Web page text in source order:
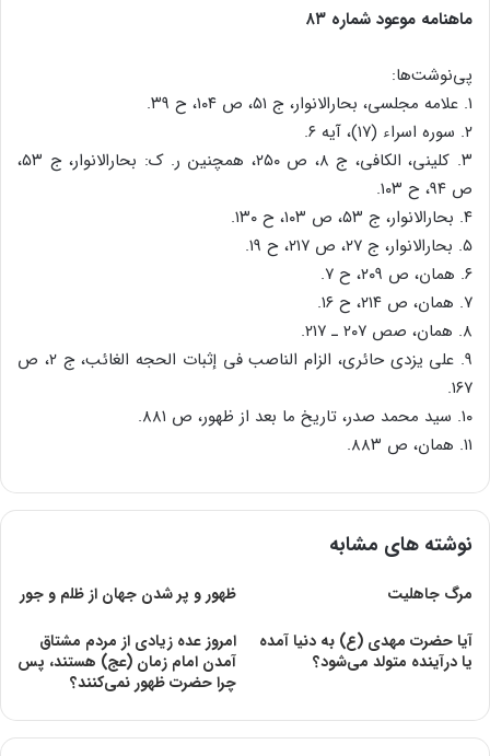
ماهنامه موعود شماره ۸۳
پی‌نوشت‌ها:
۱. علامه مجلسی، بحارالانوار، ج ۵۱، ص ۱۰۴، ح ۳۹.
۲. سوره اسراء (۱۷)، آیه ۶.
۳. کلینی، الکافی، ج ۸، ص ۲۵۰، همچنین ر. ک: بحارالانوار، ج ۵۳،
ص ۹۴، ح ۱۰۳.
۴. بحارالانوار، ج ۵۳، ص ۱۰۳، ح ۱۳۰.
۵. بحارالانوار، ج ۲۷، ص ۲۱۷، ح ۱۹.
۶. همان، ص ۲۰۹، ح ۷.
۷. همان، ص ۲۱۴، ح ۱۶.
۸. همان، صص ۲۰۷ ـ ۲۱۷.
۹. علی یزدی حائری، الزام الناصب فی إثبات الحجه الغائب، ج ۲، ص
۱۶۷.
۱۰. سید محمد صدر، تاریخ ما بعد از ظهور، ص ۸۸۱.
۱۱. همان، ص ۸۸۳.
نوشته های مشابه
مرگ جاهلیت
ظهور و پر شدن جهان از ظلم و جور
آیا حضرت مهدی (ع) به دنیا آمده
یا درآینده متولد می‌شود؟
امروز عده زیادی از مردم مشتاق
آمدن امام زمان (عج) هستند، پس
چرا حضرت ظهور نمی‌کنند؟